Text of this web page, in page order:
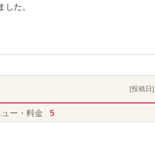
た。
[投稿日
ュー・料金 5